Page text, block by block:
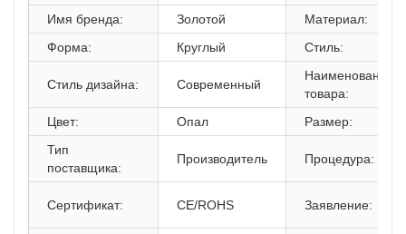
Имя бренда: Золотой
Материал:
Форма:
Круглый Стиль:
Стиль дизайна: Современный
Наименование
товара:
Цвет:
Опал
Размер:
Тип
поставщика:
Производитель Процедура:
Сертификат: CE/ROHS Заявление: